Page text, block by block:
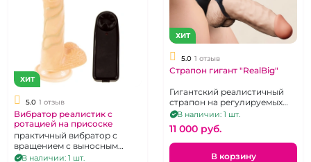
ХИТ
5.0 1 отзыв
Вибратор реалистик с
ротацией на присоске
практичный вибратор с
вращением с выносным
пультом
В наличии: 1 шт.
ХИТ
5.0 1 отзыв
Страпон гигант "RealBig"
Гигантский реалистичный
страпон на регулируемых
трусиках
В наличии: 1 шт.
11 000 pуб.
В корзину